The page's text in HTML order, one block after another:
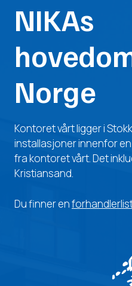
NIKAs
Norge
Kontoret vårt ligger i
installasjoner innenfor
fra kontoret vårt. Det
Kristiansand.
Du finner en